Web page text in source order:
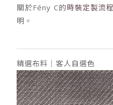
關於Fény C的時裝定製流程
明。
精選布料｜客人自選色